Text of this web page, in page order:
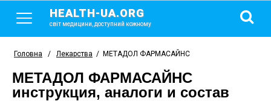
HEALTH-UA.ORG
світ медицини, доступний кожному
Головна / Лекарства / МЕТАДОЛ ФАРМАСАЙНС
МЕТАДОЛ ФАРМАСАЙНС
инструкция, аналоги и состав